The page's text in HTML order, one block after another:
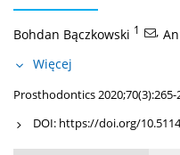
Bohdan Bączkowski 1 ,
Więcej
Prosthodontics 2020;70(3):265-
DOI: https://doi.org/